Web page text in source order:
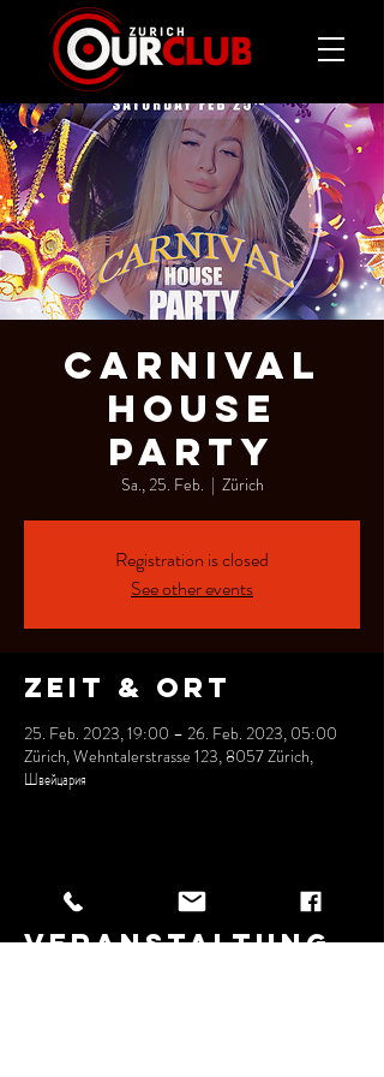
CARNIVAL
HOUSE
PARTY
Sa., 25. Feb.
  |
Zürich
Registration is closed
See other events
Zeit & Ort
25. Feb. 2023, 19:00 – 26. Feb. 2023, 05:00
Zürich, Wehntalerstrasse 123, 8057 Zürich,
Швейцария
Diese
Veranstaltung